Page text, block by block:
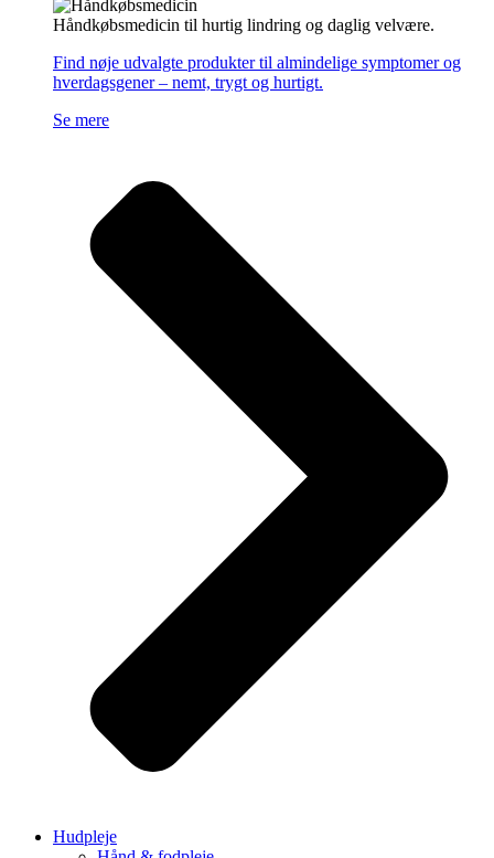
Håndkøbsmedicin til hurtig lindring og daglig velvære.
Find nøje udvalgte produkter til almindelige symptomer og
hverdagsgener – nemt, trygt og hurtigt.
Se mere
Hudpleje